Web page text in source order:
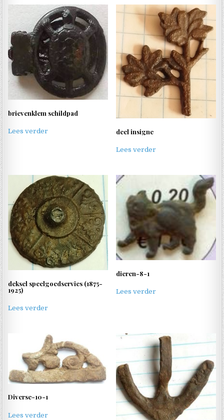
brievenklem schildpad
Lees verder deel insigne
Lees verder
deksel speelgoedservies (1875-
1925)
Lees verder
dieren-8-1
Lees verder
Diverse-10-1
Lees verder